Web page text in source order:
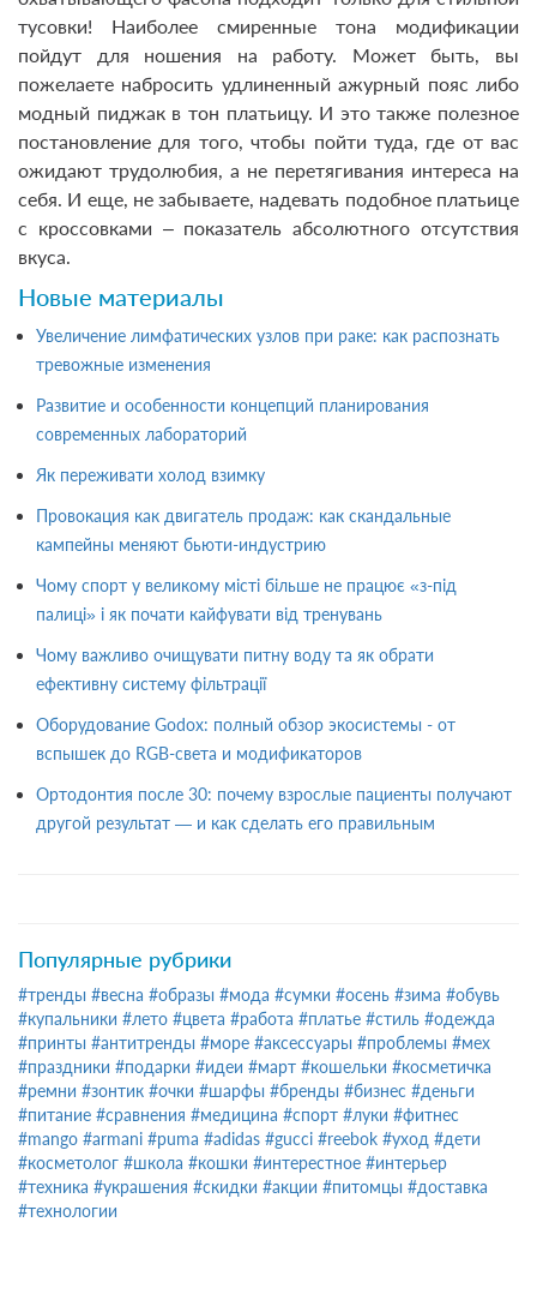
тусовки! Наиболее смиренные тона модификации
пойдут для ношения на работу. Может быть, вы
пожелаете набросить удлиненный ажурный пояс либо
модный пиджак в тон платьицу. И это также полезное
постановление для того, чтобы пойти туда, где от вас
ожидают трудолюбия, а не перетягивания интереса на
себя. И еще, не забываете, надевать подобное платьице
с кроссовками – показатель абсолютного отсутствия
вкуса.
Новые материалы
Увеличение лимфатических узлов при раке: как распознать
тревожные изменения
Развитие и особенности концепций планирования
современных лабораторий
Як переживати холод взимку
Провокация как двигатель продаж: как скандальные
кампейны меняют бьюти-индустрию
Чому спорт у великому місті більше не працює «з-під
палиці» і як почати кайфувати від тренувань
Чому важливо очищувати питну воду та як обрати
ефективну систему фільтрації
Оборудование Godox: полный обзор экосистемы - от
вспышек до RGB-света и модификаторов
Ортодонтия после 30: почему взрослые пациенты получают
другой результат — и как сделать его правильным
Популярные рубрики
#тренды #весна #образы #мода #сумки #осень #зима #обувь
#купальники #лето #цвета #работа #платье #стиль #одежда
#принты #антитренды #море #аксессуары #проблемы #мех
#праздники #подарки #идеи #март #кошельки #косметичка
#ремни #зонтик #очки #шарфы #бренды #бизнес #деньги
#питание #сравнения #медицина #спорт #луки #фитнес
#mango #armani #puma #adidas #gucci #reebok #уход #дети
#косметолог #школа #кошки #интерестное #интерьер
#техника #украшения #скидки #акции #питомцы #доставка
#технологии